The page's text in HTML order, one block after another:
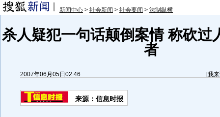
新闻中心 > 社会新闻 > 社会要闻 > 法制纵横
杀人疑犯一句话颠倒案情 称砍过
者
2007年06月05日02:46 [我
来源：信息时报